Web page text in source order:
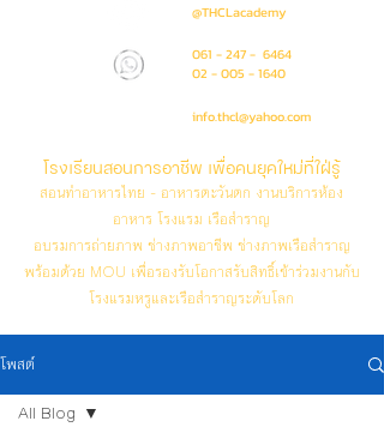
@THCLacademy
061 - 247 - 6464
02 - 005 - 1640
info.thcl@yahoo.com
โรงเรียนสอนการอาชีพ เพื่อคนยุคใหม่ที่ใฝ่รู้
สอนทำอาหารไทย - อาหารตะวันตก งานบริการห้อง
อาหาร โรงแรม เรือสำราญ
อบรมการถ่ายภาพ ช่างภาพอาชีพ ช่างภาพเรือสำราญ
พร้อมด้วย MOU เพื่อรองรับโอกาสรับสิทธิ์เข้าร่วมงานกับ
โรงแรมหรูและเรือสำราญระดับโลก
โพสต์
All Blog